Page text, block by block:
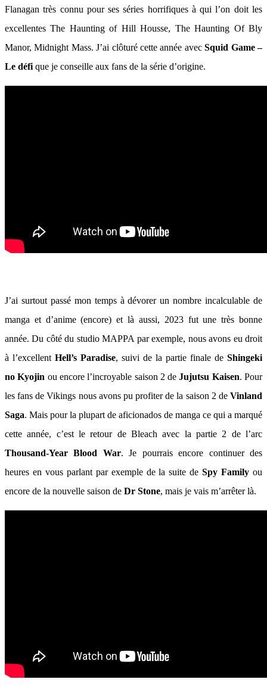
Flanagan très connu pour ses séries horrifiques à qui l’on doit les
excellentes The Haunting of Hill Housse, The Haunting Of Bly
Manor, Midnight Mass. J’ai clôturé cette année avecSquid Game –
Le défi que je conseille aux fans de la série d’origine.
J’ai surtout passé mon temps à dévorer un nombre incalculable de
manga et d’anime (encore) et là aussi, 2023 fut une très bonne
année. Du côté du studio MAPPA par exemple, nous avons eu droit
à l’excellent Hell’s Paradise, suivi de la partie finale de Shingeki
no Kyojin ou encore l’incroyable saison 2 deJujutsu Kaisen. Pour
les fans de Vikings nous avons pu profiter de la saison 2 de Vinland
Saga. Mais pour la plupart de aficionados de manga ce qui a marqué
cette année, c’est le retour de Bleach avec la partie 2 de l’arc
Thousand-Year Blood War. Je pourrais encore continuer des
heures en vous parlant par exemple de la suite deSpy Family ou
encore de la nouvelle saison de Dr Stone, mais je vais m’arrêter là.